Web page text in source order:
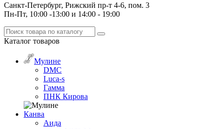
Санкт-Петербург, Рижский пр-т 4-6, пом. 3
Пн-Пт, 10:00 -13:00 и 14:00 - 19:00
Каталог товаров
Мулине
DMC
Luca-s
Гамма
ПНК Кирова
Канва
Аида